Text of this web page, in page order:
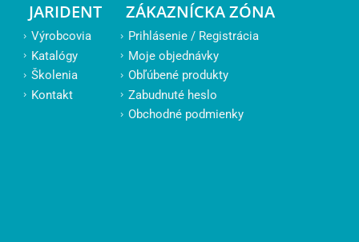
JARIDENT
Výrobcovia
Katalógy
Školenia
Kontakt
ZÁKAZNÍCKA ZÓNA
Prihlásenie / Registrácia
Moje objednávky
Obľúbené produkty
Zabudnuté heslo
Obchodné podmienky